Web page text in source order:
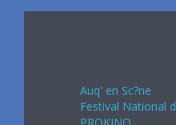
Auq' en Sc?ne
Festival National d